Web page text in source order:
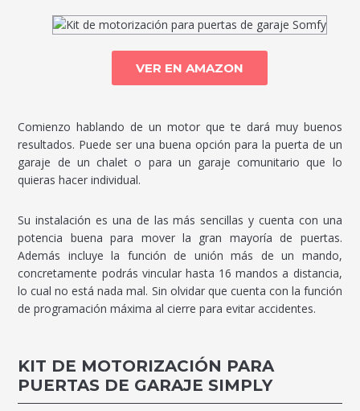
VER EN AMAZON
Comienzo hablando de un motor que te dará muy buenos
resultados. Puede ser una buena opción para la puerta de un
garaje de un chalet o para un garaje comunitario que lo
quieras hacer individual.
Su instalación es una de las más sencillas y cuenta con una
potencia buena para mover la gran mayoría de puertas.
Además incluye la función de unión más de un mando,
concretamente podrás vincular hasta 16 mandos a distancia,
lo cual no está nada mal. Sin olvidar que cuenta con la función
de programación máxima al cierre para evitar accidentes.
KIT DE MOTORIZACIÓN PARA
PUERTAS DE GARAJE SIMPLY